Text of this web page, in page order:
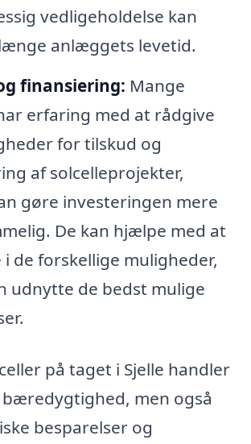
vedligeholdelse kan
anlæggets levetid.
finansiering: Mange
erfaring med at rådgive
for tilskud og
af solcelleprojekter,
gøre investeringen mere
De kan hjælpe med at
de forskellige muligheder,
udnytte de bedst mulige
på taget i Sjelle handler
men også
besparelser og